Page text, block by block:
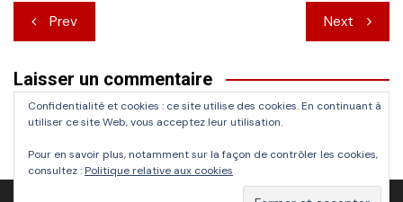
Navigation
de
l’article
Prev Next
Laisser un commentaire
Vous devezvous connecterpour publier un commentaire.
Confidentialité et cookies : ce site utilise des cookies. En continuant à
utiliser ce site Web, vous acceptez leur utilisation.
Pour en savoir plus, notamment sur la façon de contrôler les cookies,
consultez : Politique relative aux cookies